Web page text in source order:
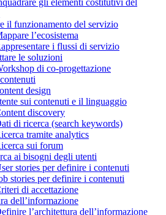
gli elementi costitutivi del
il funzionamento del servizio
l’ecosistema
i flussi di servizio
le soluzioni
di co-progettazione
design
sui contenuti e il linguaggio
discovery
di ricerca (search keywords)
tramite analytics
sui forum
ai bisogni degli utenti
stories per definire i contenuti
stories per definire i contenuti
di accettazione
dell’informazione
l’architettura dell’informazione